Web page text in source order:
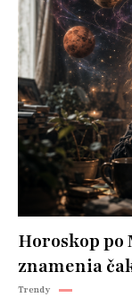
Horoskop
znamenia
Trendy